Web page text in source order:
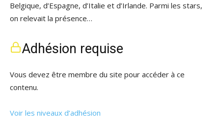
Belgique, d’Espagne, d’Italie et d’Irlande. Parmi les stars,
on relevait la présence…
Adhésion requise
Vous devez être membre du site pour accéder à ce
contenu.
Voir les niveaux d’adhésion